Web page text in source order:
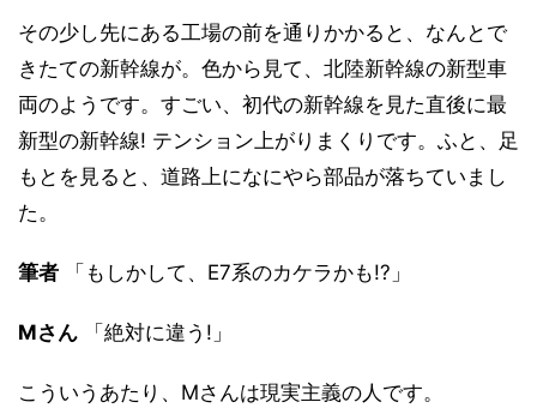
その少し先にある工場の前を通りかかると、なんとで
きたての新幹線が。色から見て、北陸新幹線の新型車
両のようです。すごい、初代の新幹線を見た直後に最
新型の新幹線! テンション上がりまくりです。ふと、足
もとを見ると、道路上になにやら部品が落ちていまし
た。
筆者 「もしかして、E7系のカケラかも!?」
Mさん 「絶対に違う!」
こういうあたり、Mさんは現実主義の人です。